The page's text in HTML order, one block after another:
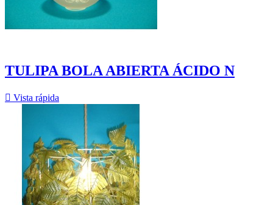
TULIPA BOLA ABIERTA ÁCIDO N
 Vista rápida